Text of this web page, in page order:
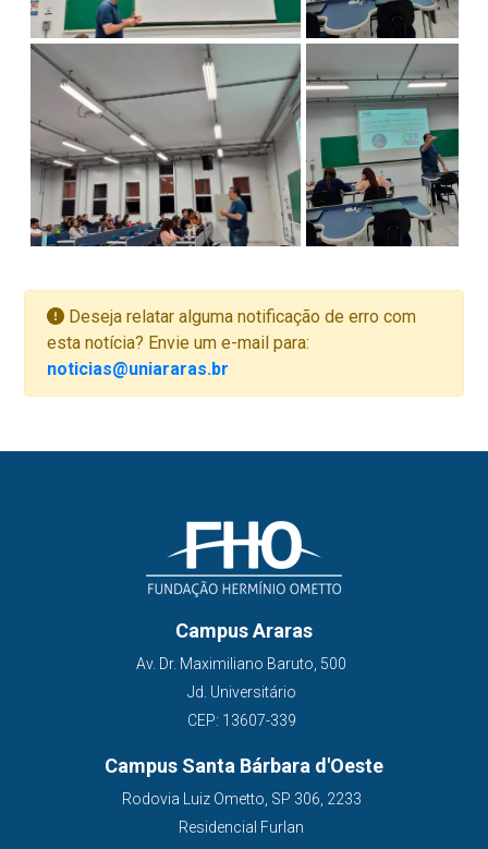
Deseja relatar alguma notificação de erro com
esta notícia? Envie um e-mail para:
noticias@uniararas.br
Campus Araras
Av. Dr. Maximiliano Baruto, 500
Jd. Universitário
CEP: 13607-339
Campus Santa Bárbara d'Oeste
Rodovia Luiz Ometto, SP 306, 2233
Residencial Furlan